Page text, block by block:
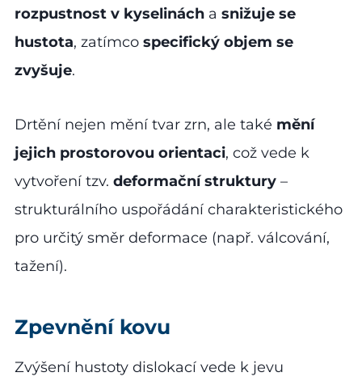
rozpustnost v kyselinách a snižuje se
hustota, zatímco specifický objem se
zvyšuje.
Drtění nejen mění tvar zrn, ale také mění
jejich prostorovou orientaci, což vede k
vytvoření tzv. deformační struktury –
strukturálního uspořádání charakteristického
pro určitý směr deformace (např. válcování,
tažení).
Zpevnění kovu
Zvýšení hustoty dislokací vede k jevu